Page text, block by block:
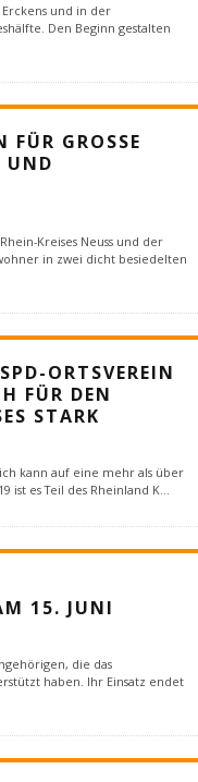
und in der
Den Beginn gestalten
GROSSE W
G
Kreises Neuss und der
in zwei dicht besiedelten
ORTSVEREIN
FÜR DEN
STARK
kann auf eine mehr als über
ist es Teil des Rheinland K
15. JUNI
die das
haben. Ihr Einsatz endet